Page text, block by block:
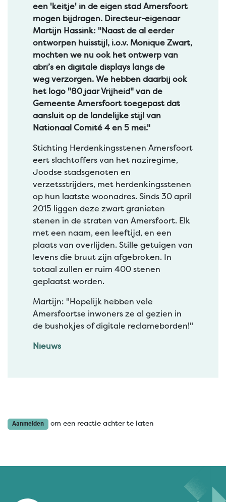
een 'keitje' in de eigen stad Amersfoort
mogen bijdragen. Directeur-eigenaar
Martijn Hassink: "Naast de al eerder
ontworpen huisstijl, i.o.v. Monique Zwart,
mochten we nu ook het ontwerp van
abri’s en digitale displays langs de
weg verzorgen. We hebben daarbij ook
het logo "80 jaar Vrijheid" van de
Gemeente Amersfoort toegepast dat
aansluit op de landelijke stijl van
Nationaal Comité 4 en 5 mei."
Stichting Herdenkingsstenen Amersfoort
eert slachtoffers van het naziregime,
Joodse stadsgenoten en
verzetsstrijders, met herdenkingsstenen
op hun laatste woonadres. Sinds 30 april
2015 liggen deze zwart granieten
stenen in de straten van Amersfoort. Elk
met een naam, een leeftijd, en een
plaats van overlijden. Stille getuigen van
levens die bruut zijn afgebroken. In
totaal zullen er ruim 400 stenen
geplaatst worden.
Martijn: "Hopelijk hebben vele
Amersfoortse inwoners ze al gezien in
de bushokjes of digitale reclameborden!"
Nieuws
Aanmelden om een reactie achter te laten